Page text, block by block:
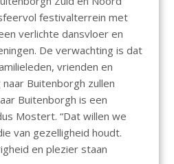
festivalterrein met
verlichte dansvloer en
De verwachting is dat
vrienden en
Buitenborgh zullen
Buitenborgh is een
Mostert. “Dat willen we
van gezelligheid houdt.
en plezier staan